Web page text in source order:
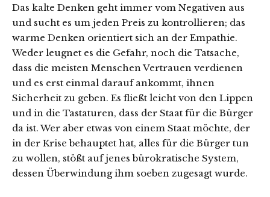
Das kalte Denken geht immer vom Negativen aus
und sucht es um jeden Preis zu kontrollieren; das
warme Denken orientiert sich an der Empathie.
Weder leugnet es die Gefahr, noch die Tatsache,
dass die meisten Menschen Vertrauen verdienen
und es erst einmal darauf ankommt, ihnen
Sicherheit zu geben. Es fließt leicht von den Lippen
und in die Tastaturen, dass der Staat für die Bürger
da ist. Wer aber etwas von einem Staat möchte, der
in der Krise behauptet hat, alles für die Bürger tun
zu wollen, stößt auf jenes bürokratische System,
dessen Überwindung ihm soeben zugesagt wurde.